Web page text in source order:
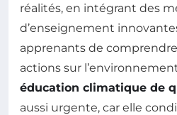
réalités, en intégrant des
d’enseignement
apprenants de
actions sur
éducation climatique de
aussi urgente, car elle